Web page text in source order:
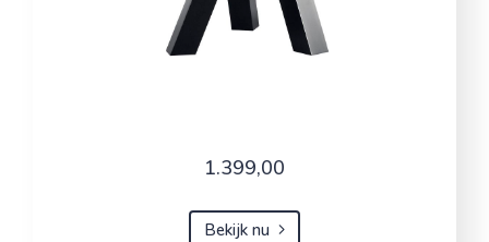
1.399,00
Bekijk nu